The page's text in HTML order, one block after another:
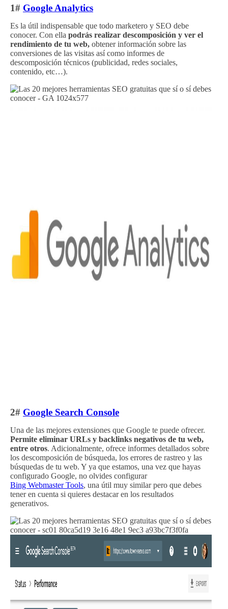
1# Google Analytics
Es la útil indispensable que todo marketero y SEO debe
conocer. Con ella podrás realizar descomposición y ver el
rendimiento de tu web, obtener información sobre las
conversiones de las visitas así como informes de
descomposición técnicos (publicidad, redes sociales,
contenido, etc…).
2# Google Search Console
Una de las mejores extensiones que Google te puede ofrecer.
Permite eliminar URLs y backlinks negativos de tu web,
entre otros. Adicionalmente, ofrece informes detallados sobre
los descomposición de búsqueda, los errores de rastreo y las
búsquedas de tu web. Y ya que estamos, una vez que hayas
configurado Google, no olvides configurar
Bing Webmaster Tools, una útil muy similar pero que debes
tener en cuenta si quieres destacar en los resultados
generativos.